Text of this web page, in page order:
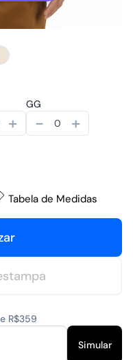
+
GG
- +
Tabela de Medidas
R$359
Simular